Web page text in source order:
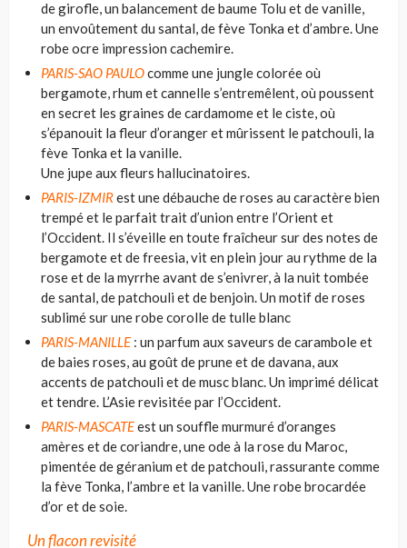
de girofle, un balancement de baume Tolu et de vanille,
un envoûtement du santal, de fève Tonka et d’ambre. Une
robe ocre impression cachemire.
PARIS-SAO PAULOcomme une jungle colorée où
bergamote, rhum et cannelle s’entremêlent, où poussent
en secret les graines de cardamome et le ciste, où
s’épanouit la fleur d’oranger et mûrissent le patchouli, la
fève Tonka et la vanille.
Une jupe aux fleurs hallucinatoires.
PARIS-IZMIRest une débauche de roses au caractère bien
trempé et le parfait trait d’union entre l’Orient et
l’Occident. Il s’éveille en toute fraîcheur sur des notes de
bergamote et de freesia, vit en plein jour au rythme de la
rose et de la myrrhe avant de s’enivrer, à la nuit tombée
de santal, de patchouli et de benjoin. Un motif de roses
sublimé sur une robe corolle de tulle blanc
PARIS-MANILLE: un parfum aux saveurs de carambole et
de baies roses, au goût de prune et de davana, aux
accents de patchouli et de musc blanc. Un imprimé délicat
et tendre. L’Asie revisitée par l’Occident.
PARIS-MASCATEest un souffle murmuré d’oranges
amères et de coriandre, une ode à la rose du Maroc,
pimentée de géranium et de patchouli, rassurante comme
la fève Tonka, l’ambre et la vanille. Une robe brocardée
d’or et de soie.
Un flacon revisité